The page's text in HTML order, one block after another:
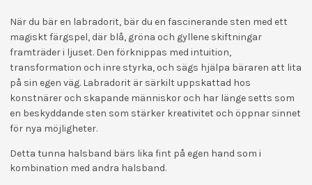
När du bär en labradorit, bär du en fascinerande sten med ett
magiskt färgspel, där blå, gröna och gyllene skiftningar
framträder i ljuset. Den förknippas med intuition,
transformation och inre styrka, och sägs hjälpa bäraren att lita
på sin egen väg. Labradorit är särkilt uppskattad hos
konstnärer och skapande människor och har länge setts som
en beskyddande sten som stärker kreativitet och öppnar sinnet
för nya möjligheter.
Detta tunna halsband bärs lika fint på egen hand som i
kombination med andra halsband.